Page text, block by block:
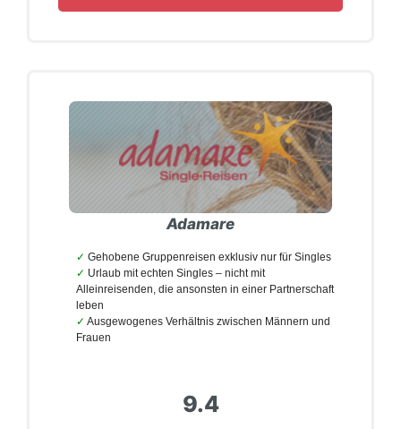
Adamare
Gehobene Gruppenreisen exklusiv nur für Singles
Urlaub mit echten Singles – nicht mit
Alleinreisenden, die ansonsten in einer Partnerschaft
leben
Ausgewogenes Verhältnis zwischen Männern und
Frauen
9.4